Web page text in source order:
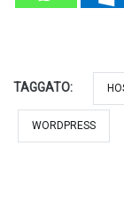
TAGGATO:
WORDPRESS